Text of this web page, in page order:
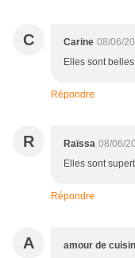
C Carine 08/06/
Elles sont
Répondre
R Raïssa 08/06/
Elles sont
Répondre
A amour de